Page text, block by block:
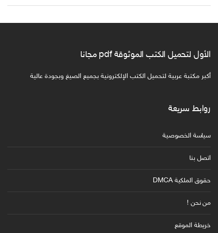
الأول لتحميل الكتب الموثوقة pdf مجانا
أكبر مكتبة عربية لتحميل الكتب الإلكترونية بجميع الصيغ وبجودة عالية
روابط سريعة
سياسة الخصوصية
اتصل بنا
حقوق الملكية DMCA
من نحن !
خريطة الموقع